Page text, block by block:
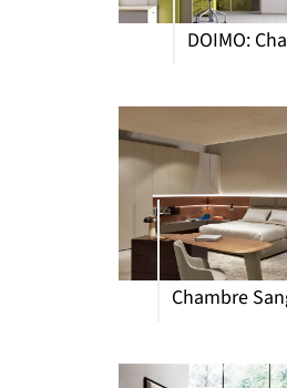
DOIMO:
Chambre